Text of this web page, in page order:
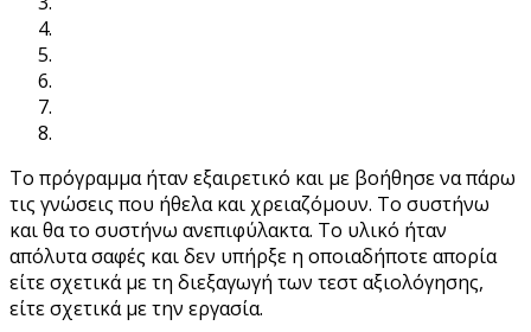
Το πρόγραμμα ήταν εξαιρετικό και με βοήθησε να πάρω
τις γνώσεις που ήθελα και χρειαζόμουν. Το συστήνω
και θα το συστήνω ανεπιφύλακτα. Tο υλικό ήταν
απόλυτα σαφές και δεν υπήρξε η οποιαδήποτε απορία
είτε σχετικά με τη διεξαγωγή των τεστ αξιολόγησης,
είτε σχετικά με την εργασία.